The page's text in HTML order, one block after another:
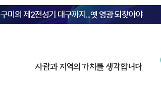
구미의 제2전성기 대구까지...옛 영광 되찾아야
사람과 지역의 가치를 생각합니다